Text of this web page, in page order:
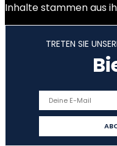
Inhalte stammen aus
TRETEN SIE